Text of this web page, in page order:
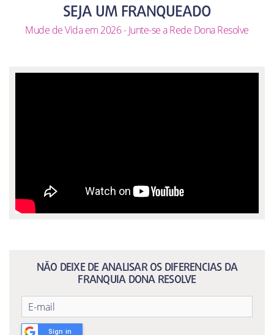
SEJA UM FRANQUEADO
Mude de Vida em 2026 - Junte-se a Rede Dona Resolve
NÃO DEIXE DE ANALISAR OS DIFERENCIAS DA
FRANQUIA DONA RESOLVE
Sign in